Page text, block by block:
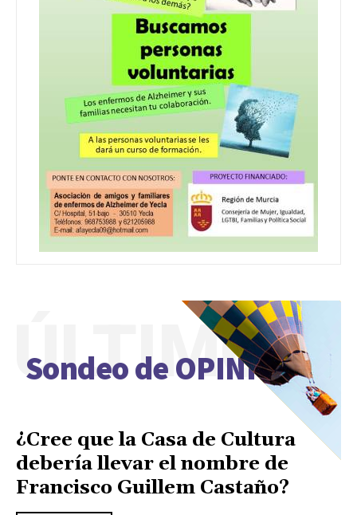
Sondeo de OPINIÓN
ÚLTIMO
¿Cree que la Casa de Cultura
debería llevar el nombre de
Francisco Guillem Castaño?